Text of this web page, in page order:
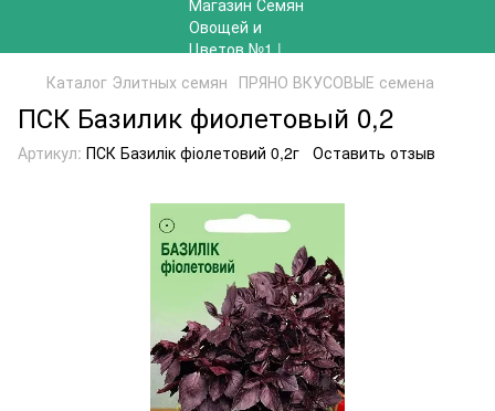
Каталог Элитных семян ПРЯНО ВКУСОВЫЕ семена
ПСК Базилик фиолетовый 0,2
Артикул: ПСК Базилік фіолетовий 0,2г Оставить отзыв